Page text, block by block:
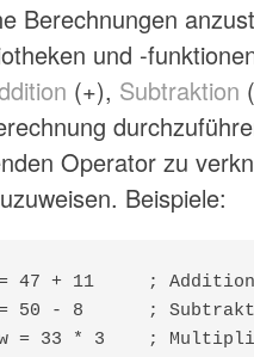
Berechnungen
und -
(+), Subtraktion
Operator zu
Beispiele:
= 47 + 11     ; Addition
= 50 - 8      ;
= 33 * 3    ;